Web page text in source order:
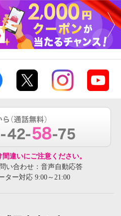
違いにご注意ください。
い合わせ：音声自動応答
ター対応 9:00～21:00